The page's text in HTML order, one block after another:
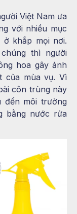
Việt Nam ưa
với nhiều mục
khắp mọi nơi.
thì người
hoa gây ảnh
của mùa vụ. Vì
côn trùng này
đến môi trường
bằng nước rửa